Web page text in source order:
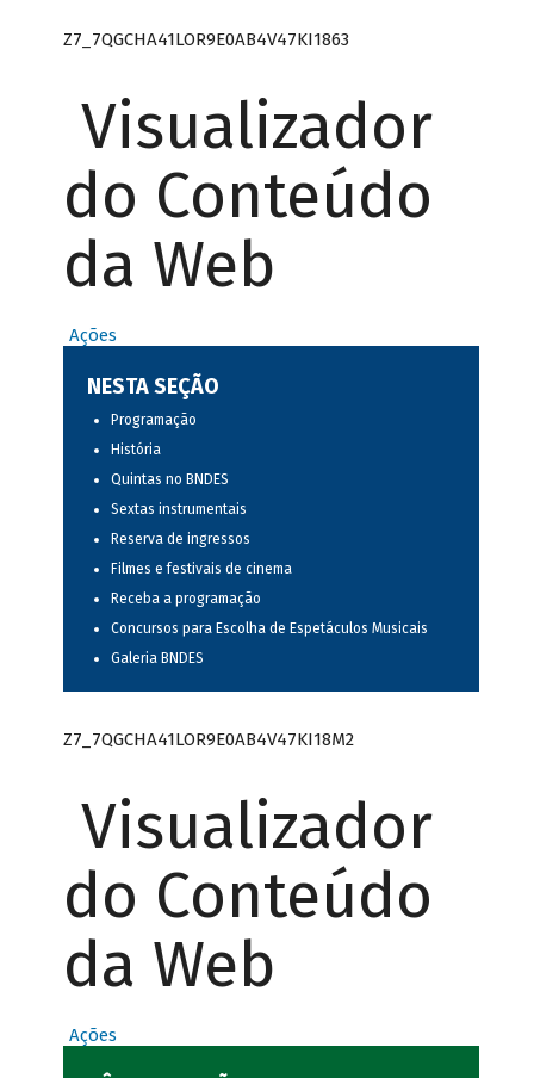
Z7_7QGCHA41LOR9E0AB4V47KI1863
Visualizador
do Conteúdo
da Web
Ações
NESTA SEÇÃO
Programação
História
Quintas no BNDES
Sextas instrumentais
Reserva de ingressos
Filmes e festivais de cinema
Receba a programação
Concursos para Escolha de Espetáculos Musicais
Galeria BNDES
Z7_7QGCHA41LOR9E0AB4V47KI18M2
Visualizador
do Conteúdo
da Web
Ações